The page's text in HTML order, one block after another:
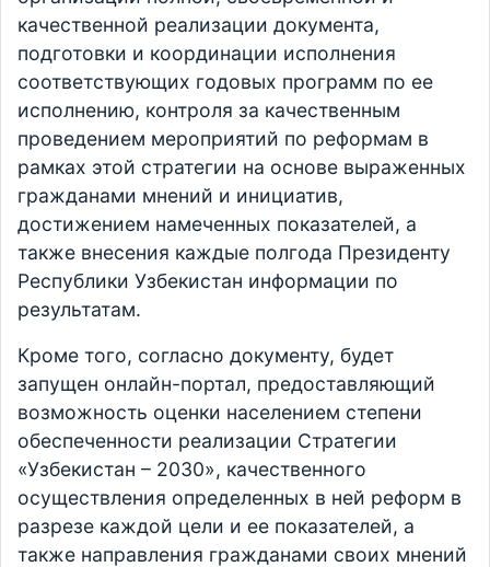
качественной реализации документа,
подготовки и координации исполнения
соответствующих годовых программ по ее
исполнению, контроля за качественным
проведением мероприятий по реформам в
рамках этой стратегии на основе выраженных
гражданами мнений и инициатив,
достижением намеченных показателей, а
также внесения каждые полгода Президенту
Республики Узбекистан информации по
результатам.
Кроме того, согласно документу, будет
запущен онлайн-портал, предоставляющий
возможность оценки населением степени
обеспеченности реализации Стратегии
«Узбекистан – 2030», качественного
осуществления определенных в ней реформ в
разрезе каждой цели и ее показателей, а
также направления гражданами своих мнений